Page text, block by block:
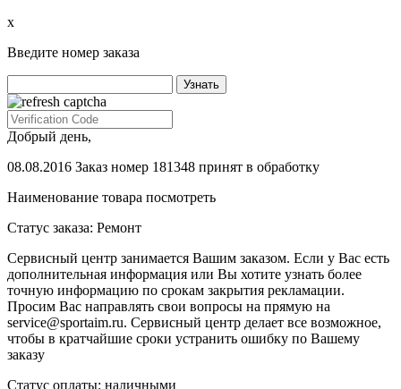
х
Введите номер заказа
Добрый день,
08.08.2016 Заказ номер 181348 принят в обработку
Наименование товара посмотреть
Статус заказа: Ремонт
Сервисный центр занимается Вашим заказом. Если у Вас есть
дополнительная информация или Вы хотите узнать более
точную информацию по срокам закрытия рекламации.
Просим Вас направлять свои вопросы на прямую на
service@sportaim.ru. Сервисный центр делает все возможное,
чтобы в кратчайшие сроки устранить ошибку по Вашему
заказу
Статус оплаты: наличными